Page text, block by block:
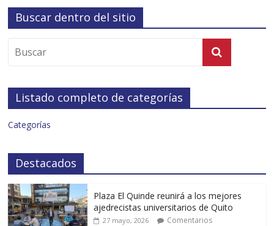
Buscar dentro del sitio
Listado completo de categorías
Categorías
Destacados
Plaza El Quinde reunirá a los mejores
ajedrecistas universitarios de Quito
27 mayo, 2026
Comentarios